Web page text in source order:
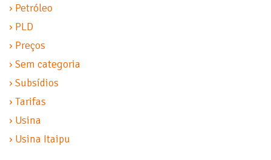
› Petróleo
› PLD
› Preços
› Sem categoria
› Subsídios
› Tarifas
› Usina
› Usina Itaipu